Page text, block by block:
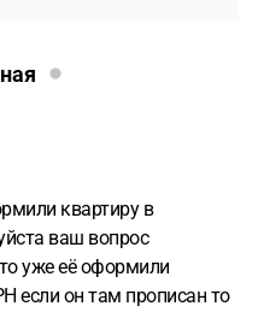
квартиру в
ваш вопрос
уже её оформили
если он там прописан то